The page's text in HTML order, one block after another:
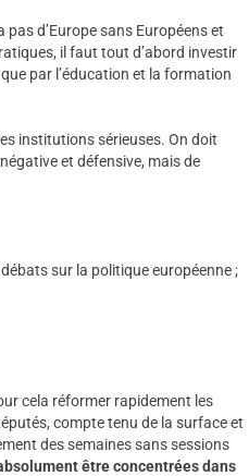
d’Europe sans Européens et
il faut tout d’abord investir
par l’éducation et la formation
institutions sérieuses. On doit
et défensive, mais de
sur la politique européenne ;
cela réformer rapidement les
compte tenu de la surface et
des semaines sans sessions
être concentrées dans